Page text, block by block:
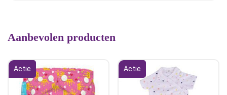
Aanbevolen producten
Actie Actie